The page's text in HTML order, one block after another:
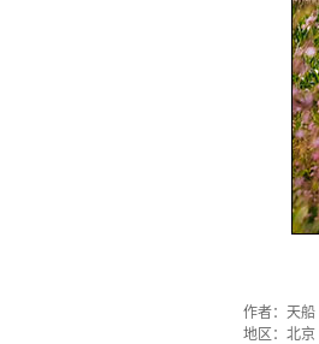
作者：天船
地区：北京